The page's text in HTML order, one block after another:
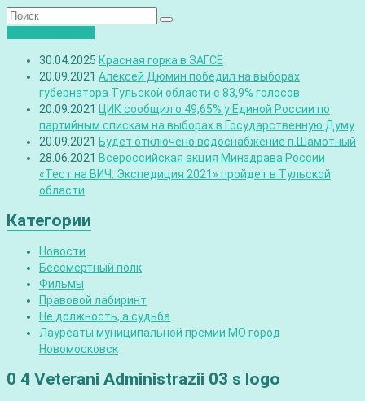
30.04.2025 Красная горка в ЗАГСЕ
20.09.2021 Алексей Дюмин победил на выборах
губернатора Тульской области с 83,9% голосов
20.09.2021 ЦИК сообщил о 49,65% у Единой России по
партийным спискам на выборах в Государственную Думу
20.09.2021 Будет отключено водоснабжение п.Шамотный
28.06.2021 Всероссийская акция Минздрава России
«Тест на ВИЧ: Экспедиция 2021» пройдет в Тульской
области
Категории
Новости
Бессмертный полк
Фильмы
Правовой лабиринт
Не должность, а судьба
Лауреаты муниципальной премии МО город
Новомосковск
0 4 Veterani Administrazii 03 s logo